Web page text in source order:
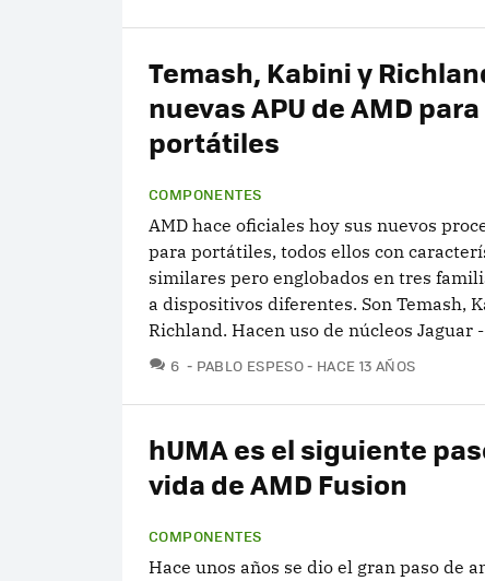
Temash, Kabini y
nuevas APU de AMD para
portátiles
COMPONENTES
AMD hace oficiales hoy sus nuevos
para portátiles, todos ellos con
similares pero englobados en tres
a dispositivos diferentes. Son Temash,
Richland. Hacen uso de núcleos Jaguar
6 COMENTARIOS
PABLO ESPESO HACE 13 AÑOS
hUMA es el siguiente
vida de AMD Fusion
COMPONENTES
Hace unos años se dio el gran paso de